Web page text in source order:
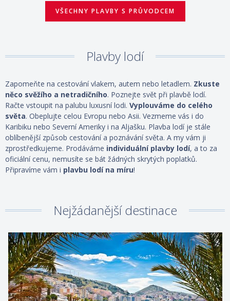
VŠECHNY PLAVBY S PRŮVODCEM
Plavby lodí
Zapomeňte na cestování vlakem, autem nebo letadlem. Zkuste
něco svěžího a netradičního. Poznejte svět při plavbě lodí.
Račte vstoupit na palubu luxusní lodi. Vyplouváme do celého
světa. Obeplujte celou Evropu nebo Asii. Vezmeme vás i do
Karibiku nebo Severní Ameriky i na Aljašku. Plavba lodí je stále
oblíbenější způsob cestování a poznávání světa. A my vám ji
zprostředkujeme. Prodáváme individuální plavby lodí, a to za
oficiální cenu, nemusíte se bát žádných skrytých poplatků.
Připravíme vám i plavbu lodí na míru!
Nejžádanější destinace